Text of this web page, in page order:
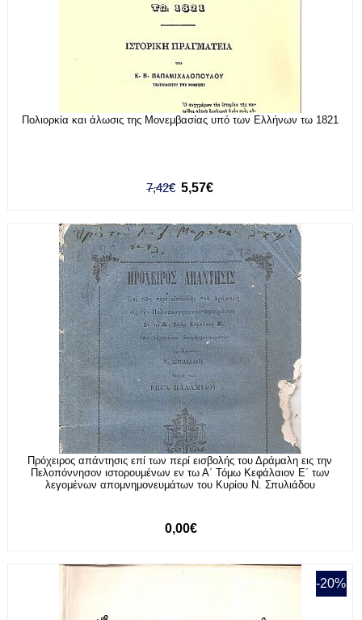
Πολιορκία και άλωσις της Μονεμβασίας υπό των Ελλήνων τω 1821
7,42€ 5,57€
Πρόχειρος απάντησις επί των περί εισβολής του Δράμαλη εις την
Πελοπόννησον ιστορουμένων εν τω Α΄ Τόμω Κεφάλαιον Ε΄ των
λεγομένων απομνημονευμάτων του Κυρίου Ν. Σπυλιάδου
0,00€
-20%